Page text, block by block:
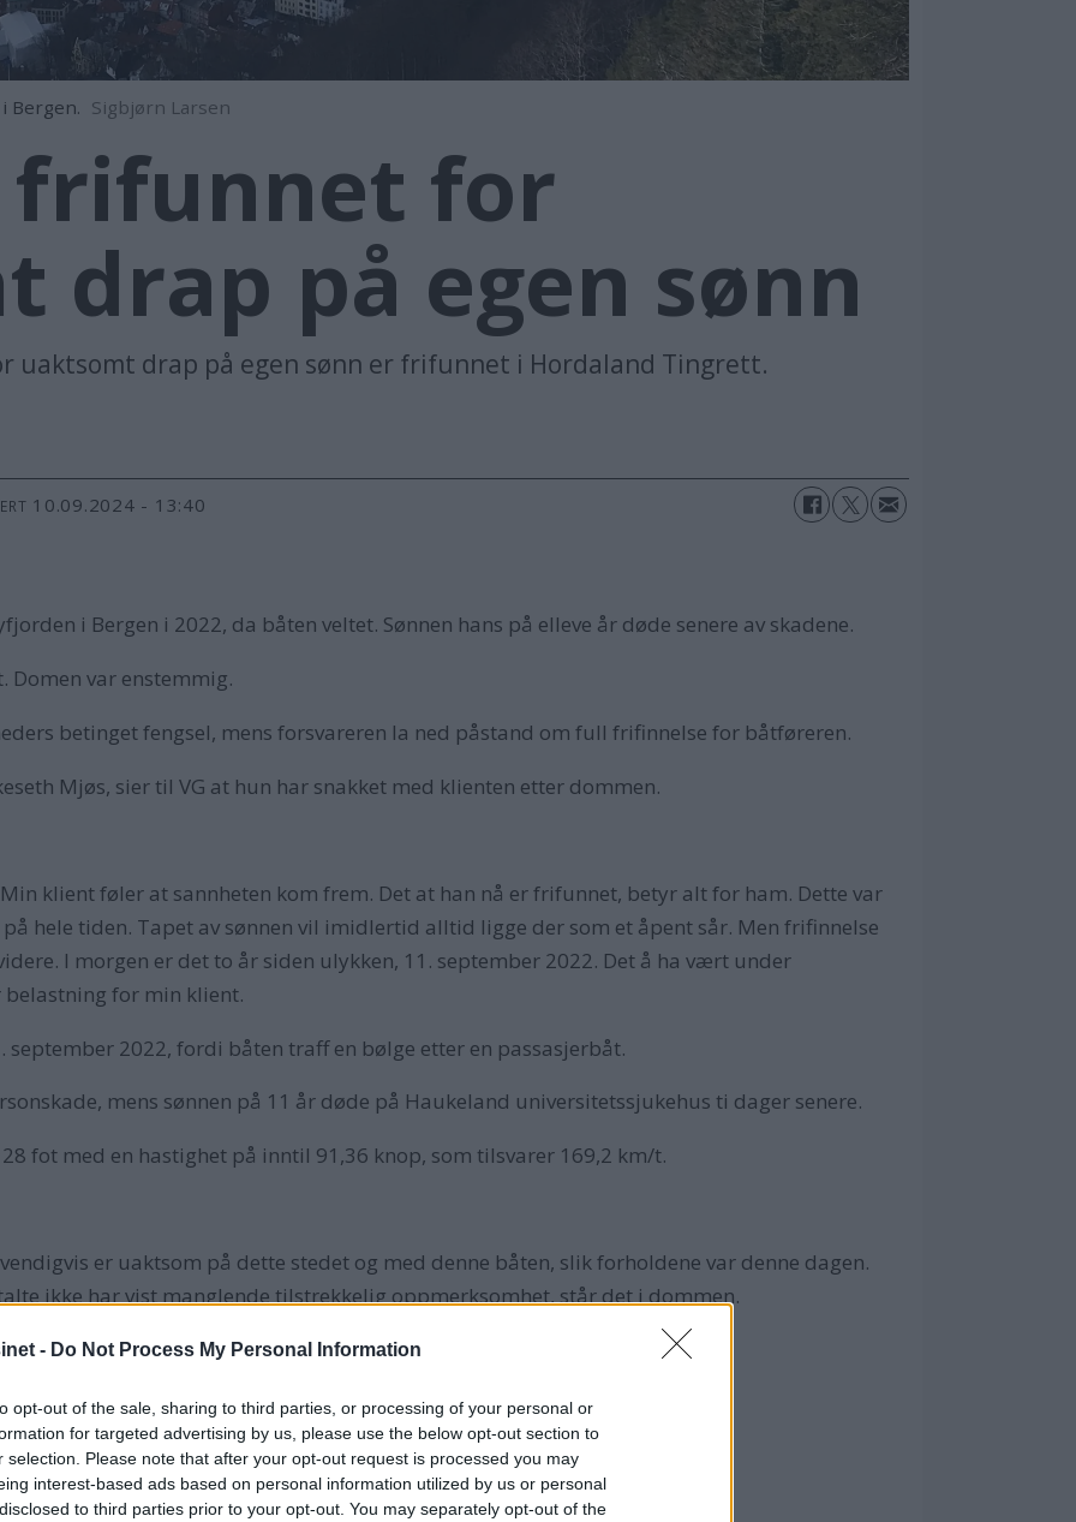
- Do Not Process My Personal Information
opt-out of the sale, sharing to third parties, or processing of your personal or
for targeted advertising by us, please use the below opt-out section to
selection. Please note that after your opt-out request is processed you may
interest-based ads based on personal information utilized by us or personal
to third parties prior to your opt-out. You may separately opt-out of the
Bergen. Sigbjørn Larsen
frifunnet for
drap på egen sønn
uaktsomt drap på egen sønn er frifunnet i Hordaland Tingrett.
10.09.2024 - 13:40
i Bergen i 2022, da båten veltet. Sønnen hans på elleve år døde senere av skadene.
Domen var enstemmig.
betinget fengsel, mens forsvareren la ned påstand om full frifinnelse for båtføreren.
Mjøs, sier til VG at hun har snakket med klienten etter dommen.
klient føler at sannheten kom frem. Det at han nå er frifunnet, betyr alt for ham. Dette var
hele tiden. Tapet av sønnen vil imidlertid alltid ligge der som et åpent sår. Men frifinnelse
I morgen er det to år siden ulykken, 11. september 2022. Det å ha vært under
for min klient.
september 2022, fordi båten traff en bølge etter en passasjerbåt.
mens sønnen på 11 år døde på Haukeland universitetssjukehus ti dager senere.
fot med en hastighet på inntil 91,36 knop, som tilsvarer 169,2 km/t.
er uaktsom på dette stedet og med denne båten, slik forholdene var denne dagen.
ikke har vist manglende tilstrekkelig oppmerksomhet, står det i dommen.